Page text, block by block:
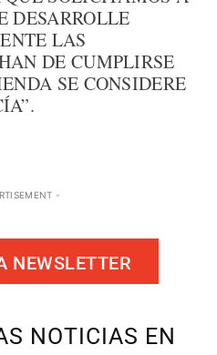
DESARROLLE
LAS
DE CUMPLIRSE
SE CONSIDERE
-
NEWSLETTER
NOTICIAS EN